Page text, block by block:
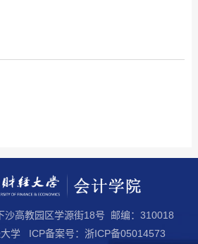
沙高教园区学源街18号 邮编：310018
学 ICP备案号：浙ICP备05014573